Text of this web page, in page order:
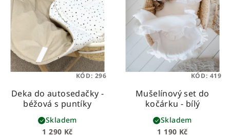
Deka do autosedačky -
béžová s puntíky
1 290 Kč
Skladem
KÓD: 296
Mušelínový set do
kočárku - bílý
1 190 Kč
Skladem
KÓD: 419